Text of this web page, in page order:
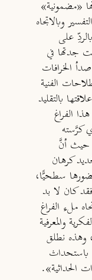
«مضمونية»
وبالاتجاه
على
جدتها في
الخرافات
الفنية
بالتقليد
الفراغ
كرَّسته
حيث أنَّ
كرهان
سطحيًّا،
كان لا بد
ملء الفراغ
والمعرفية
وهذه نطلق
الحداثية».